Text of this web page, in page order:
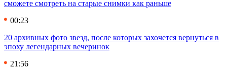
сможете смотреть на старые снимки как раньше
00:23
20 архивных фото звезд, после которых захочется вернуться в
эпоху легендарных вечеринок
21:56